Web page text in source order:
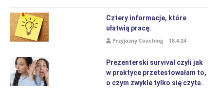
Cztery informacje, które
ułatwią pracę.
Przyjazny Coaching 18.4.24
Prezenterski survival czyli jak
w praktyce przetestowałam to,
o czym zwykle tylko się czyta.